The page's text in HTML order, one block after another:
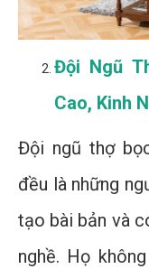
Đội Ngũ
Cao, Kinh
Đội ngũ thợ
đều là những
tạo bài bản và
nghề. Họ